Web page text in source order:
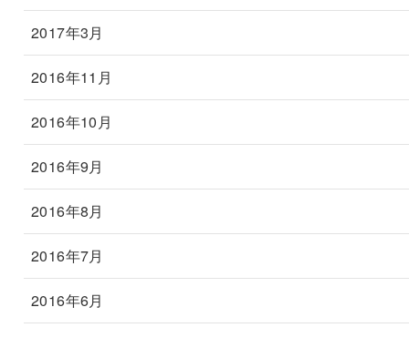
2017年3月
2016年11月
2016年10月
2016年9月
2016年8月
2016年7月
2016年6月